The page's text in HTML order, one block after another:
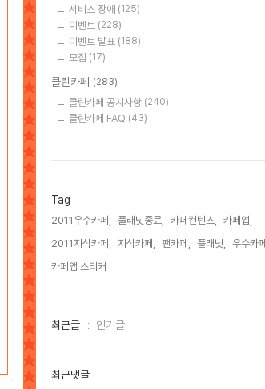
서비스 장애 (125)
이벤트 (228)
이벤트 발표 (188)
모집 (17)
클린카페 (283)
클린카페 공지사항 (240)
클린카페 FAQ (43)
Tag
2011우수카페, 플래닛종료, 카페컨텐츠,
카페앱,
2011지식카페,
지식카페, 팬카페, 플래닛,
우수카페,
카페앱 스티커,
최
인
최근글 인기글
최근댓글